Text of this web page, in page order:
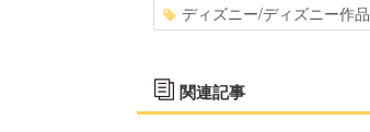
ディズニー/ディズニー作品
関連記事